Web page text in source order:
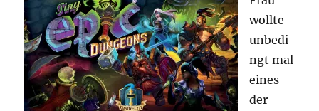
wollte
unbedi
ngt mal
eines
der